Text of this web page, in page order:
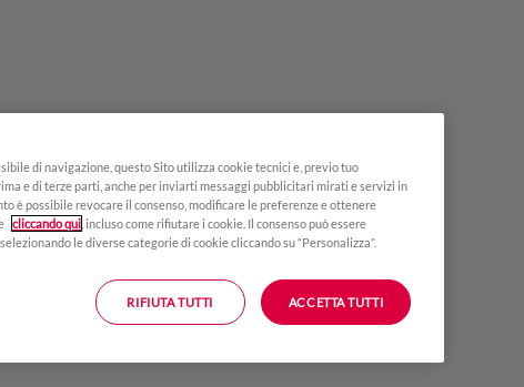
di navigazione, questo Sito utilizza cookie tecnici e, previo tuo
e di terze parti, anche per inviarti messaggi pubblicitari mirati e servizi in
è possibile revocare il consenso, modificare le preferenze e ottenere
cliccando qui , incluso come rifiutare i cookie. Il consenso può essere
le diverse categorie di cookie cliccando su “Personalizza”.
RIFIUTA TUTTI ACCETTA TUTTI